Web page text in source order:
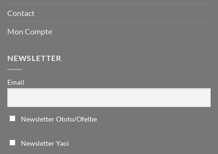
Contact
Mon Compte
NEWSLETTER
Email
Newsletter Ototo/Ofelbe
Newsletter Yaoi